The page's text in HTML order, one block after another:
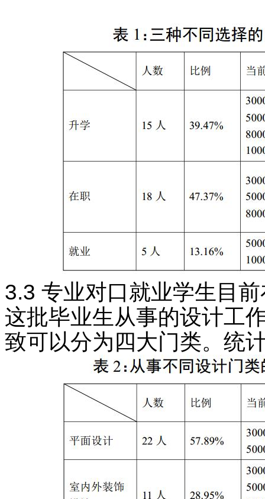
3.3 专业对口就业学生目
这批毕业生从事的设计工
致可以分为四大门类。统